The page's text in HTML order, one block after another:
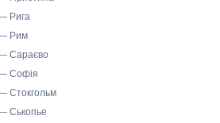
— Рига
— Рим
— Сараєво
— Софія
— Стокгольм
— Ськопье